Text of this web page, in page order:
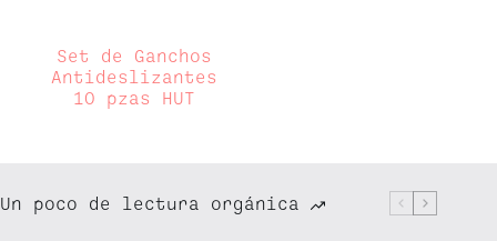
Set de Ganchos
Antideslizantes
10 pzas HUT
Un poco de lectura orgánica